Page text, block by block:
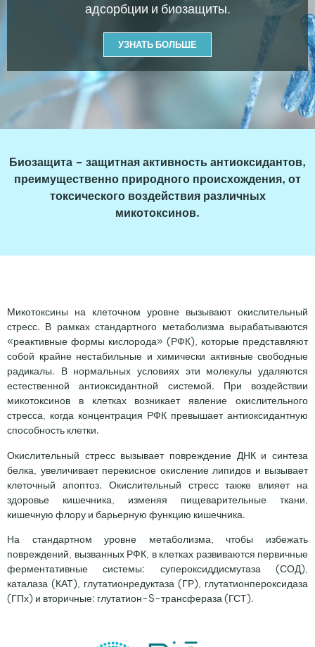
адсорбции и биозащиты.
УЗНАТЬ БОЛЬШЕ
Биозащита – защитная активность антиоксидантов,
преимущественно природного происхождения, от
токсического воздействия различных
микотоксинов.
Микотоксины на клеточном уровне вызывают окислительный
стресс. В рамках стандартного метаболизма вырабатываются
«реактивные формы кислорода» (РФК), которые представляют
собой крайне нестабильные и химически активные свободные
радикалы. В нормальных условиях эти молекулы удаляются
естественной антиоксидантной системой. При воздействии
микотоксинов в клетках возникает явление окислительного
стресса, когда концентрация РФК превышает антиоксидантную
способность клетки.
Окислительный стресс вызывает повреждение ДНК и синтеза
белка, увеличивает перекисное окисление липидов и вызывает
клеточный апоптоз. Окислительный стресс также влияет на
здоровье кишечника, изменяя пищеварительные ткани,
кишечную флору и барьерную функцию кишечника.
На стандартном уровне метаболизма, чтобы избежать
повреждений, вызванных РФК, в клетках развиваются первичные
ферментативные системы: супероксиддисмутаза (СОД),
каталаза (КАТ), глутатионредуктаза (ГР), глутатионпероксидаза
(ГПх) и вторичные: глутатион-S-трансфераза (ГСТ).